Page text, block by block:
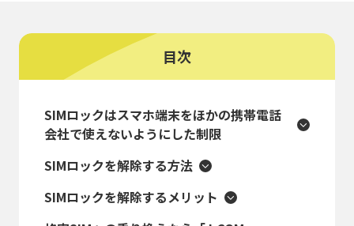
目次
SIMロックはスマホ端末をほかの携帯電話
会社で使えないようにした制限
SIMロックを解除する方法
SIMロックを解除するメリット